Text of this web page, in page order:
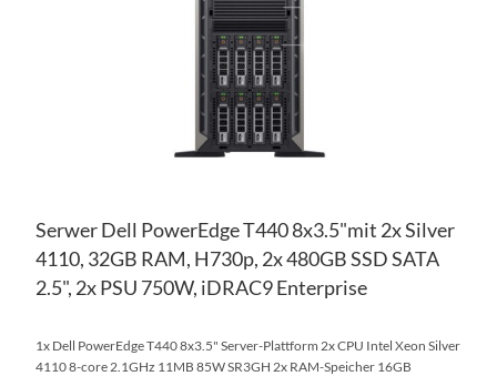
Serwer Dell PowerEdge T440 8x3.5"mit 2x Silver
4110, 32GB RAM, H730p, 2x 480GB SSD SATA
2.5", 2x PSU 750W, iDRAC9 Enterprise
1x Dell PowerEdge T440 8x3.5" Server-Plattform 2x CPU Intel Xeon Silver
4110 8-core 2.1GHz 11MB 85W SR3GH 2x RAM-Speicher 16GB